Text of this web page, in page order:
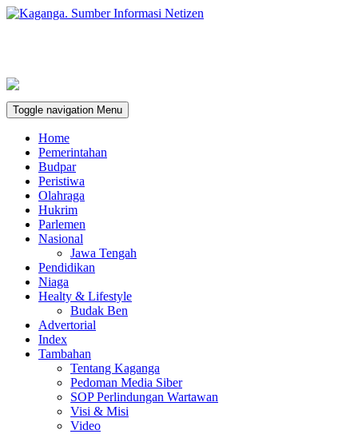
Toggle navigation Menu
Home
Pemerintahan
Budpar
Peristiwa
Olahraga
Hukrim
Parlemen
Nasional
Jawa Tengah
Pendidikan
Niaga
Healty & Lifestyle
Budak Ben
Advertorial
Index
Tambahan
Tentang Kaganga
Pedoman Media Siber
SOP Perlindungan Wartawan
Visi & Misi
Video